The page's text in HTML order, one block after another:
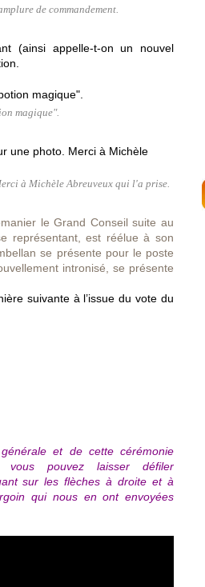
de commandement.
(ainsi appelle-t-on un nouvel
magique".
à Michèle Abreuveux qui l'a prise.
le Grand Conseil suite au
représentant, est réélue à son
se présente pour le poste
intronisé, se présente
suivante à l’issue du vote du
et de cette cérémonie
vous pouvez laisser défiler
sur les flèches à droite et à
qui nous en ont envoyées